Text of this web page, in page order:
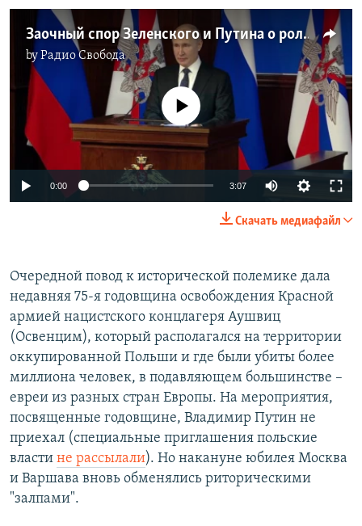
Заочный спор Зеленского и Путина о роли СССР в ВОВ
byРадио Свобода
1080p
No media source currently available
0:00 3:07
1080p
Скачать медиафайл
Очередной повод к исторической полемике дала
недавняя 75-я годовщина освобождения Красной
армией нацистского концлагеря Аушвиц
(Освенцим), который располагался на территории
оккупированной Польши и где были убиты более
миллиона человек, в подавляющем большинстве –
евреи из разных стран Европы. На мероприятия,
посвященные годовщине, Владимир Путин не
приехал (специальные приглашения польские
власти не рассылали). Но накануне юбилея Москва
и Варшава вновь обменялись риторическими
"залпами".